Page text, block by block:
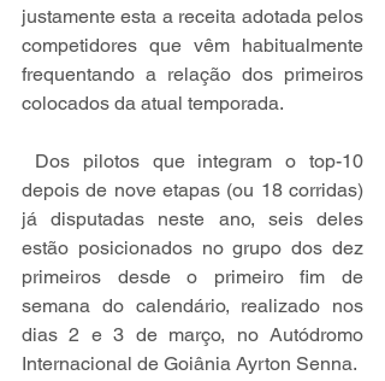
justamente esta a receita adotada pelos
competidores que vêm habitualmente
frequentando a relação dos primeiros
colocados da atual temporada.
depois de nove etapas (ou 18 corridas)
já disputadas neste ano, seis deles
estão posicionados no grupo dos dez
primeiros desde o primeiro fim de
semana do calendário, realizado nos
dias 2 e 3 de março, no Autódromo
Internacional de Goiânia Ayrton Senna.